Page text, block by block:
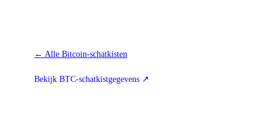
← Alle Bitcoin-schatkisten
Bekijk BTC-schatkistgegevens ↗